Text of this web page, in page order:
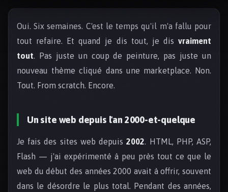
Oui. Six semaines. C'est le temps qu'il m'a fallu pour
tout refaire. Et quand je dis tout, je dis vraiment
tout. Pas juste un coup de peinture, pas juste un
nouveau thème cliqué dans une marketplace. Non.
Tout. From scratch. Encore.
Un site web depuis l'an 2000-et-quelque
Je fais des sites web depuis2002. HTML, PHP, ASP,
Flash — j'ai expérimenté à peu près tout ce que le
web du début des années 2000 avait à offrir, souvent
dans le désordre le plus total. Pendant des années,